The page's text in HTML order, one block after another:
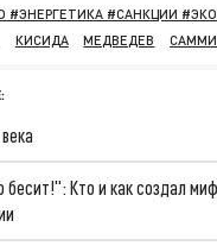
#ЭНЕРГЕТИКА #САНКЦИИ
КИСИДА МЕДВЕДЕВ
бесит!": Кто и как создал